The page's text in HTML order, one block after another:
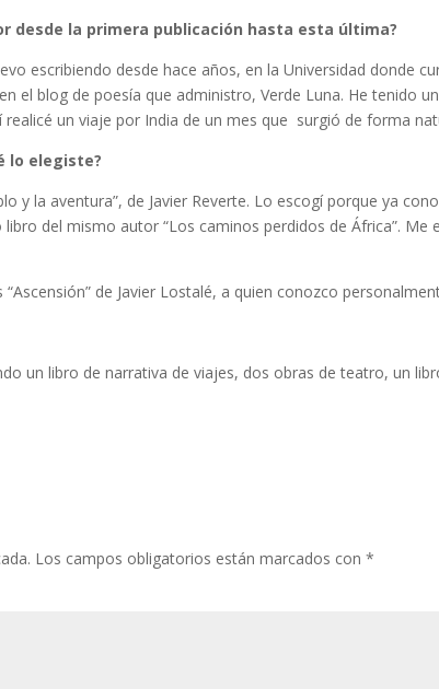
desde la primera publicación hasta esta última?
escribiendo desde hace años, en la Universidad donde
el blog de poesía que administro, Verde Luna. He tenido
un viaje por India de un mes que surgió de forma
lo elegiste?
y la aventura”, de Javier Reverte. Lo escogí porque ya
del mismo autor “Los caminos perdidos de África”.
de Javier Lostalé, a quien conozco
un libro de narrativa de viajes, dos obras de teatro, un
Los campos obligatorios están marcados con*